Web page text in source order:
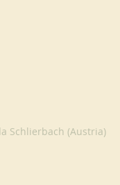
Schlierbach (Austria)